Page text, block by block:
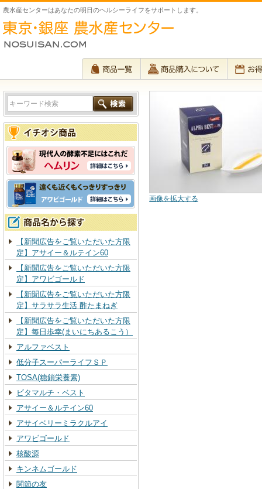
農水産センターはあなたの明日のヘルシーライフをサポートします。
【新聞広告をご覧いただいた方限
定】アサイー＆ルテイン60
【新聞広告をご覧いただいた方限
定】アワビゴールド
【新聞広告をご覧いただいた方限
定】サラサラ生活 酢たまねぎ
【新聞広告をご覧いただいた方限
定】毎日歩幸(まいにちあるこう）
アルファベスト
低分子スーパーライフＳＰ
TOSA(糖鎖栄養素)
ビタマルチ・ベスト
アサイー＆ルテイン60
アサイベリーミラクルアイ
アワビゴールド
核酸源
キンネムゴールド
関節の友
画像を拡大する